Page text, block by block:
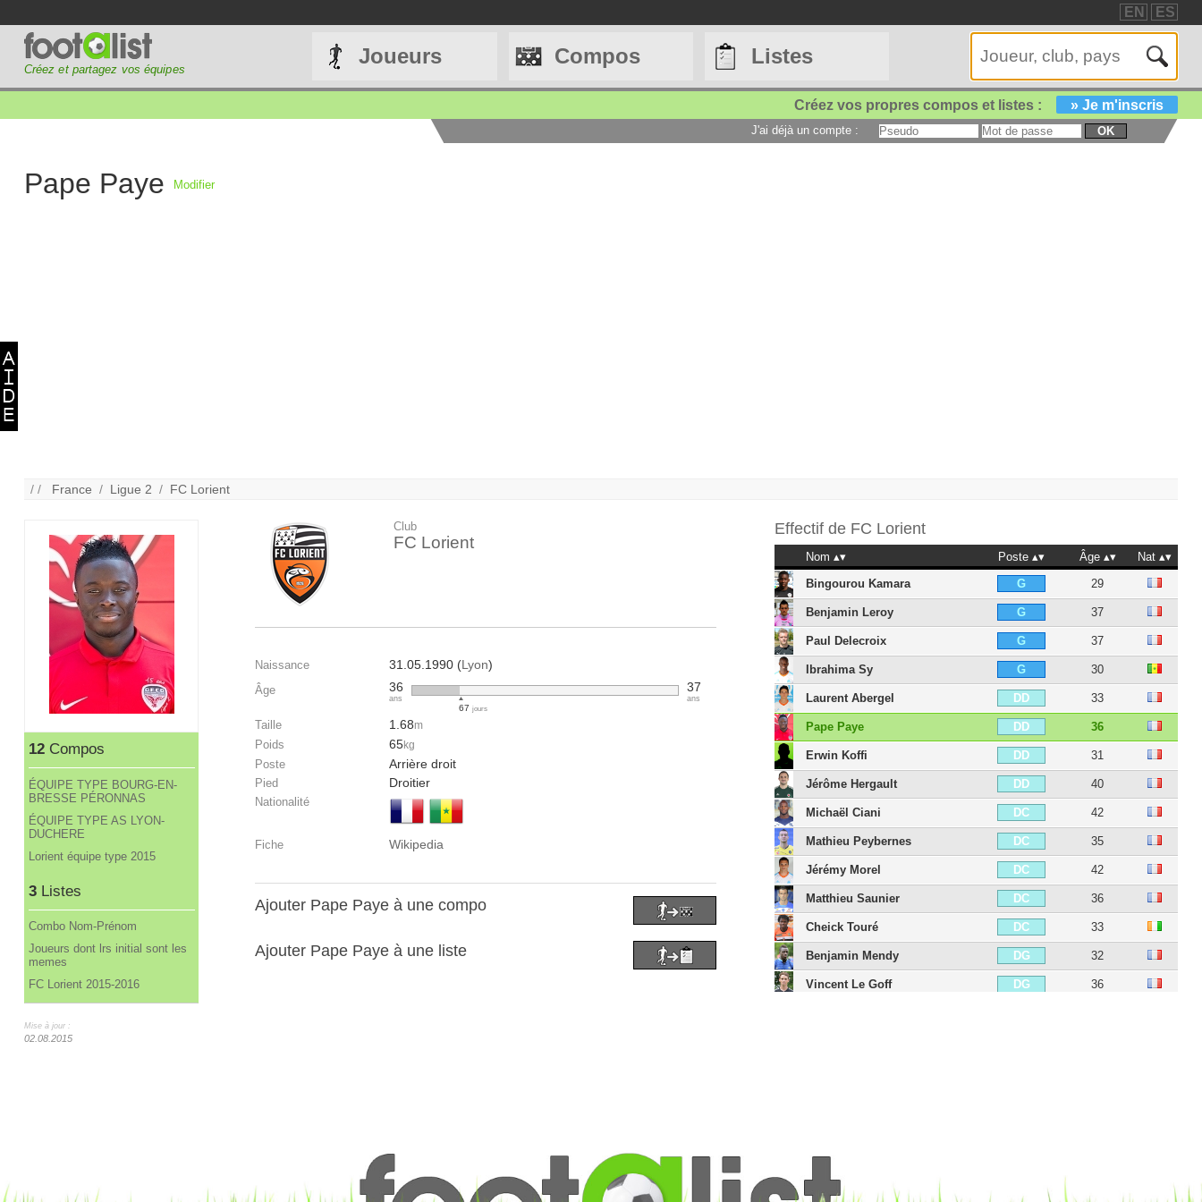
EN ES
Créez et partagez vos équipes
Joueurs Compos Listes
Créez vos propres compos et listes : » Je m'inscris
J'ai déjà un compte : OK
Pape Paye Modifier
/ / France / Ligue 2 / FC Lorient
12Compos
ÉQUIPE TYPE BOURG-EN-
BRESSE PÉRONNAS
ÉQUIPE TYPE AS LYON-
DUCHERE
Lorient équipe type 2015
3Listes
Combo Nom-Prénom
Joueurs dont lrs initial sont les
memes
FC Lorient 2015-2016
Mise à jour :
02.08.2015
Club
FC Lorient
Naissance 31.05.1990 (Lyon)
Âge 36
ans
67jours
37
ans
Taille 1.68m
Poids 65kg
Poste Arrière droit
Pied Droitier
Nationalité
Fiche Wikipedia
Ajouter Pape Paye à une compo
Ajouter Pape Paye à une liste
Effectif de FC Lorient
Nom Poste Âge
Nat
Bingourou Kamara
G 29
Benjamin Leroy G 37
Paul Delecroix G 37
Ibrahima Sy G 30
Laurent Abergel DD 33
Pape Paye DD 36
Erwin Koffi DD 31
Jérôme Hergault DD 40
Michaël Ciani DC 42
Mathieu Peybernes DC 35
Jérémy Morel DC 42
Matthieu Saunier DC 36
Cheick Touré DC 33
Benjamin Mendy DG 32
Vincent Le Goff DG 36
Alain Traoré
Sylvain Marveaux